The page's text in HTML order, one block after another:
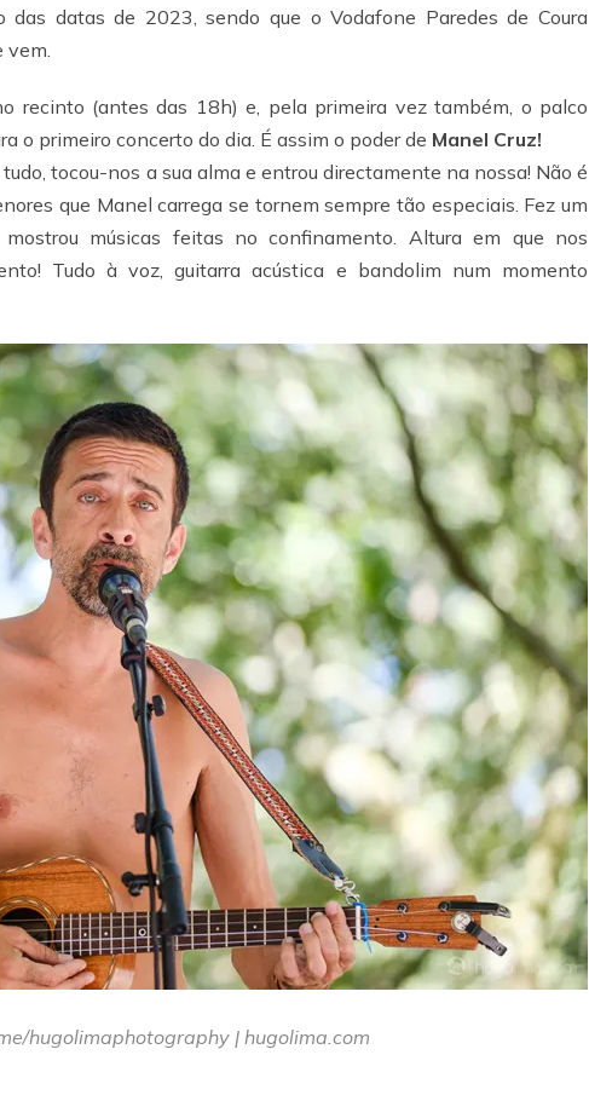
das datas de 2023, sendo que o Vodafone Paredes de Coura
vem.
recinto (antes das 18h) e, pela primeira vez também, o palco
o primeiro concerto do dia. É assim o poder de Manel Cruz!
tocou-nos a sua alma e entrou directamente na nossa! Não é
que Manel carrega se tornem sempre tão especiais. Fez um
músicas feitas no confinamento. Altura em que nos
Tudo à voz, guitarra acústica e bandolim num momento
hugolimaphotography | hugolima.com